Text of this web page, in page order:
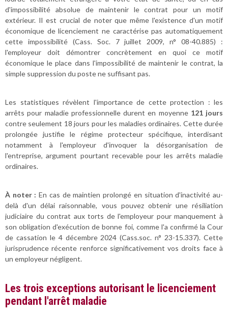
d'impossibilité absolue de maintenir le contrat pour un motif
extérieur. Il est crucial de noter que même l'existence d'un motif
économique de licenciement ne caractérise pas automatiquement
cette impossibilité (Cass. Soc. 7 juillet 2009, n° 08-40.885) :
l'employeur doit démontrer concrètement en quoi ce motif
économique le place dans l'impossibilité de maintenir le contrat, la
simple suppression du poste ne suffisant pas.
Les statistiques révèlent l'importance de cette protection : les
arrêts pour maladie professionnelle durent en moyenne 121 jours
contre seulement 18 jours pour les maladies ordinaires. Cette durée
prolongée justifie le régime protecteur spécifique, interdisant
notamment à l'employeur d'invoquer la désorganisation de
l'entreprise, argument pourtant recevable pour les arrêts maladie
ordinaires.
À noter : En cas de maintien prolongé en situation d'inactivité au-
delà d'un délai raisonnable, vous pouvez obtenir une résiliation
judiciaire du contrat aux torts de l'employeur pour manquement à
son obligation d'exécution de bonne foi, comme l'a confirmé la Cour
de cassation le 4 décembre 2024 (Cass.soc. n° 23-15.337). Cette
jurisprudence récente renforce significativement vos droits face à
un employeur négligent.
Les trois exceptions autorisant le licenciement
pendant l'arrêt maladie